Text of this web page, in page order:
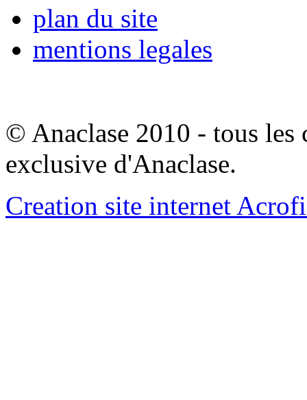
plan du site
mentions legales
© Anaclase 2010 - tous les
exclusive d'Anaclase.
Creation site internet